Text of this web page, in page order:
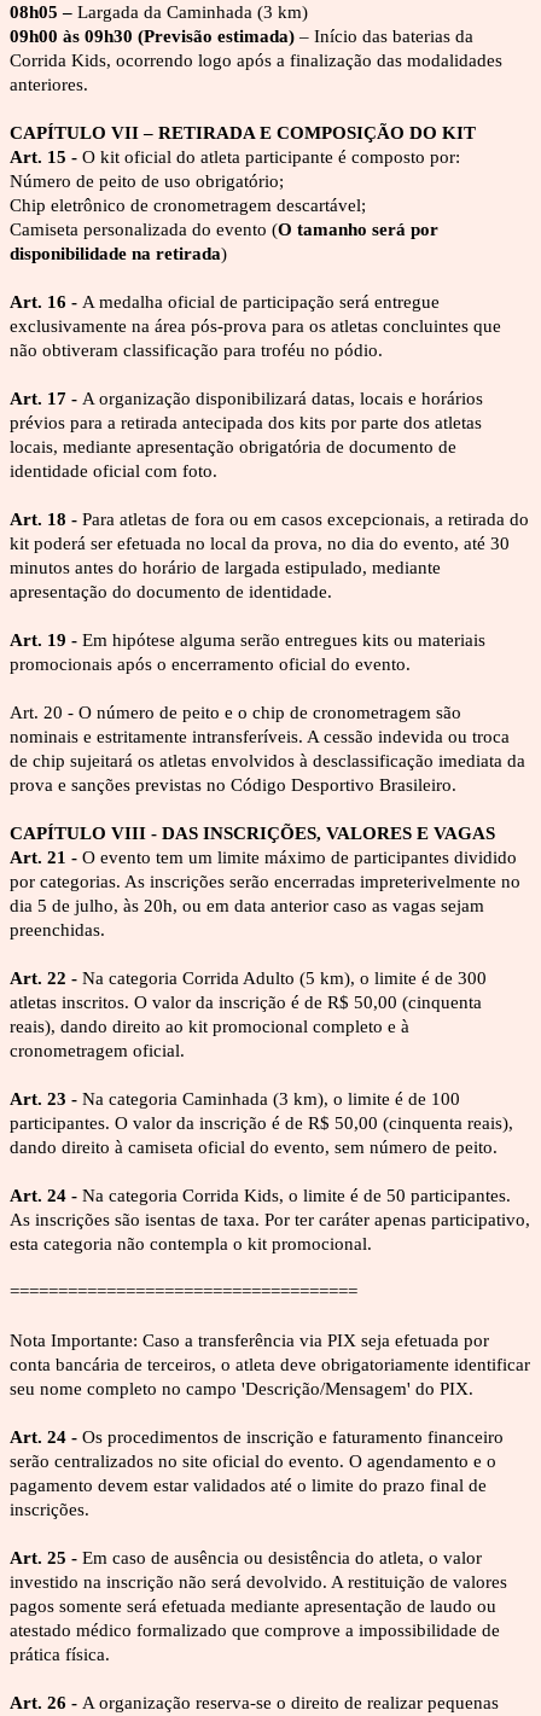
08h05 – Largada da Caminhada (3 km)
09h00 às 09h30 (Previsão estimada) – Início das baterias da
Corrida Kids, ocorrendo logo após a finalização das modalidades
anteriores.
CAPÍTULO VII – RETIRADA E COMPOSIÇÃO DO KIT
Art. 15 - O kit oficial do atleta participante é composto por:
Número de peito de uso obrigatório;
Chip eletrônico de cronometragem descartável;
Camiseta personalizada do evento (O tamanho será por
disponibilidade na retirada)
Art. 16 - A medalha oficial de participação será entregue
exclusivamente na área pós-prova para os atletas concluintes que
não obtiveram classificação para troféu no pódio.
Art. 17 - A organização disponibilizará datas, locais e horários
prévios para a retirada antecipada dos kits por parte dos atletas
locais, mediante apresentação obrigatória de documento de
identidade oficial com foto.
Art. 18 - Para atletas de fora ou em casos excepcionais, a retirada do
kit poderá ser efetuada no local da prova, no dia do evento, até 30
minutos antes do horário de largada estipulado, mediante
apresentação do documento de identidade.
Art. 19 - Em hipótese alguma serão entregues kits ou materiais
promocionais após o encerramento oficial do evento.
Art. 20 - O número de peito e o chip de cronometragem são
nominais e estritamente intransferíveis. A cessão indevida ou troca
de chip sujeitará os atletas envolvidos à desclassificação imediata da
prova e sanções previstas no Código Desportivo Brasileiro.
CAPÍTULO VIII - DAS INSCRIÇÕES, VALORES E VAGAS
Art. 21 - O evento tem um limite máximo de participantes dividido
por categorias. As inscrições serão encerradas impreterivelmente no
dia 5 de julho, às 20h, ou em data anterior caso as vagas sejam
preenchidas.
Art. 22 - Na categoria Corrida Adulto (5 km), o limite é de 300
atletas inscritos. O valor da inscrição é de R$ 50,00 (cinquenta
reais), dando direito ao kit promocional completo e à
cronometragem oficial.
Art. 23 - Na categoria Caminhada (3 km), o limite é de 100
participantes. O valor da inscrição é de R$ 50,00 (cinquenta reais),
dando direito à camiseta oficial do evento, sem número de peito.
Art. 24 - Na categoria Corrida Kids, o limite é de 50 participantes.
As inscrições são isentas de taxa. Por ter caráter apenas participativo,
esta categoria não contempla o kit promocional.
====================================
Nota Importante: Caso a transferência via PIX seja efetuada por
conta bancária de terceiros, o atleta deve obrigatoriamente identificar
seu nome completo no campo 'Descrição/Mensagem' do PIX.
Art. 24 - Os procedimentos de inscrição e faturamento financeiro
serão centralizados no site oficial do evento. O agendamento e o
pagamento devem estar validados até o limite do prazo final de
inscrições.
Art. 25 - Em caso de ausência ou desistência do atleta, o valor
investido na inscrição não será devolvido. A restituição de valores
pagos somente será efetuada mediante apresentação de laudo ou
atestado médico formalizado que comprove a impossibilidade de
prática física.
Art. 26 - A organização reserva-se o direito de realizar pequenas